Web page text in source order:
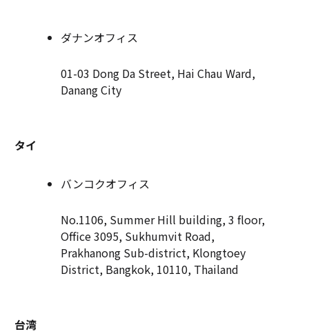
ダナンオフィス
01-03 Dong Da Street, Hai Chau Ward,
Danang City
タイ
バンコクオフィス
No.1106, Summer Hill building, 3 floor,
Office 3095, Sukhumvit Road,
Prakhanong Sub-district, Klongtoey
District, Bangkok, 10110, Thailand
台湾